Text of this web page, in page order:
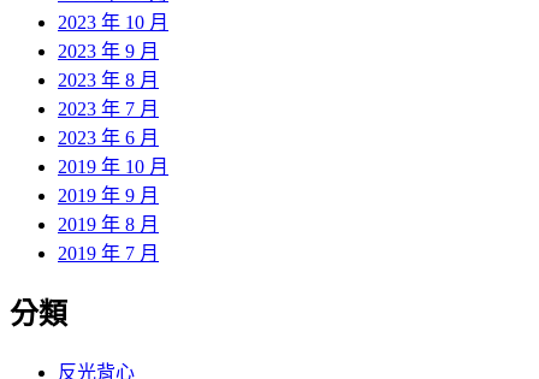
2023 年 10 月
2023 年 9 月
2023 年 8 月
2023 年 7 月
2023 年 6 月
2019 年 10 月
2019 年 9 月
2019 年 8 月
2019 年 7 月
分類
反光背心